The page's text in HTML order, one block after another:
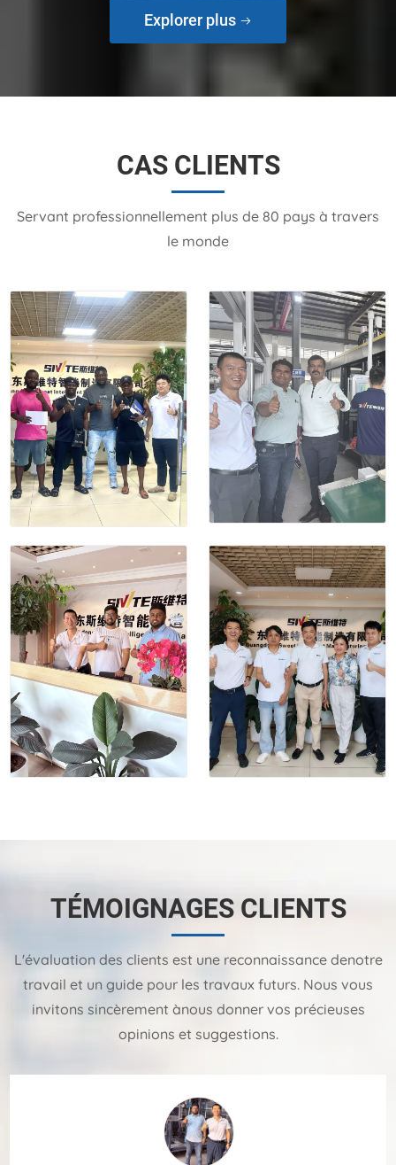
Explorer plus
CAS CLIENTS
Servant professionnellement plus de 80 pays à travers
le monde
TÉMOIGNAGES CLIENTS
L'évaluation des clients est une reconnaissance denotre
travail et un guide pour les travaux futurs. Nous vous
invitons sincèrement ànous donner vos précieuses
opinions et suggestions.